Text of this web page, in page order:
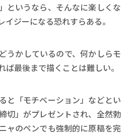
というなら、そんなに楽しくな
イジーになる恐れすらある。
うかしているので、何かしらモ
ば最後まで描くことは難しい。
と「モチベーション」などとい
切」がプレゼントされ、全然勃
ャのペンでも強制的に原稿を完